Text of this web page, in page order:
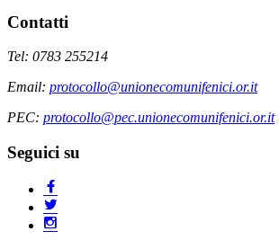
Contatti
Tel: 0783 255214
Email: protocollo@unionecomunifenici.or.it
PEC: protocollo@pec.unionecomunifenici.or.it
Seguici su